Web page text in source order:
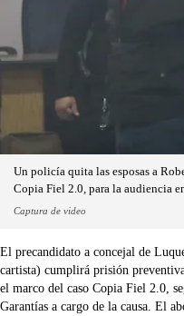
Un policía quita las esposas a
Copia Fiel 2.0, para la audiencia
Captura de video
El precandidato a concejal de
cartista) cumplirá prisión
el marco del caso Copia Fiel 2.0,
Garantías a cargo de la causa. El